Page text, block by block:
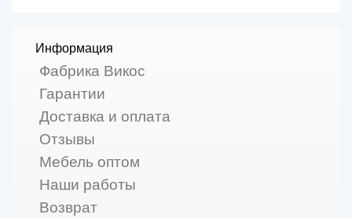
Информация
Фабрика Викос
Гарантии
Доставка и оплата
Отзывы
Мебель оптом
Наши работы
Возврат